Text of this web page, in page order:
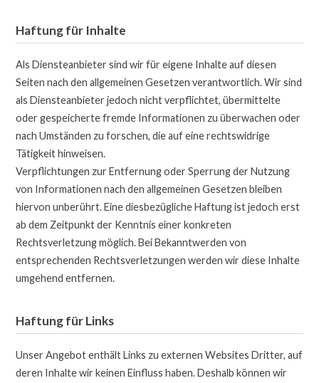
Haftung für Inhalte
Als Diensteanbieter sind wir für eigene Inhalte auf diesen
Seiten nach den allgemeinen Gesetzen verantwortlich. Wir sind
als Diensteanbieter jedoch nicht verpflichtet, übermittelte
oder gespeicherte fremde Informationen zu überwachen oder
nach Umständen zu forschen, die auf eine rechtswidrige
Tätigkeit hinweisen.
Verpflichtungen zur Entfernung oder Sperrung der Nutzung
von Informationen nach den allgemeinen Gesetzen bleiben
hiervon unberührt. Eine diesbezügliche Haftung ist jedoch erst
ab dem Zeitpunkt der Kenntnis einer konkreten
Rechtsverletzung möglich. Bei Bekanntwerden von
entsprechenden Rechtsverletzungen werden wir diese Inhalte
umgehend entfernen.
Haftung für Links
Unser Angebot enthält Links zu externen Websites Dritter, auf
deren Inhalte wir keinen Einfluss haben. Deshalb können wir